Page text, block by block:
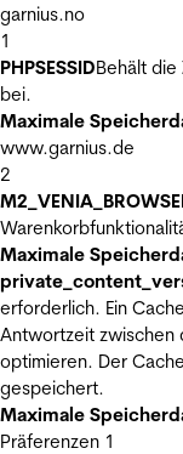
garnius.no
1
PHPSESSIDBehält
bei.
Maximale
www.garnius.de
2
Maximale
erforderlich. Ein
Antwortzeit zwischen
optimieren. Der
gespeichert.
Maximale
Präferenzen 1